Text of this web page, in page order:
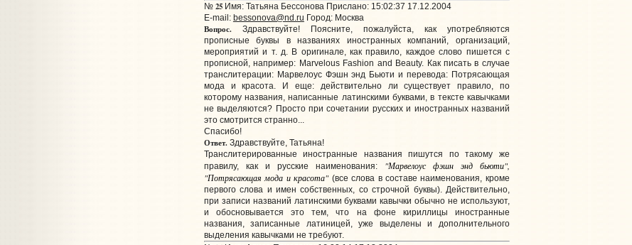
№ 25Имя: Татьяна Бессонова Прислано: 15:02:37 17.12.2004
E-mail: bessonova@nd.ru Город: Москва
Вопрос.Здравствуйте! Поясните, пожалуйста, как употребляются
прописные буквы в названиях иностранных компаний, организаций,
мероприятий и т. д. В оригинале, как правило, каждое слово пишется с
прописной, например: Marvelous Fashion and Beauty. Как писать в случае
транслитерации: Марвелоус Фэшн энд Бьюти и перевода: Потрясающая
мода и красота. И еще: действительно ли существует правило, по
которому названия, написанные латинскими буквами, в тексте кавычками
не выделяются? Просто при сочетании русских и иностранных названий
это смотрится странно...
Спасибо!
Ответ.Здравствуйте, Татьяна!
Транслитерированные иностранные названия пишутся по такому же
правилу, как и русские наименования: "Марвелоус фэшн энд бьюти",
"Потрясающая мода и красота" (все слова в составе наименования, кроме
первого слова и имен собственных, со строчной буквы). Действительно,
при записи названий латинскими буквами кавычки обычно не используют,
и обосновывается это тем, что на фоне кириллицы иностранные
названия, записанные латиницей, уже выделены и дополнительного
выделения кавычками не требуют.